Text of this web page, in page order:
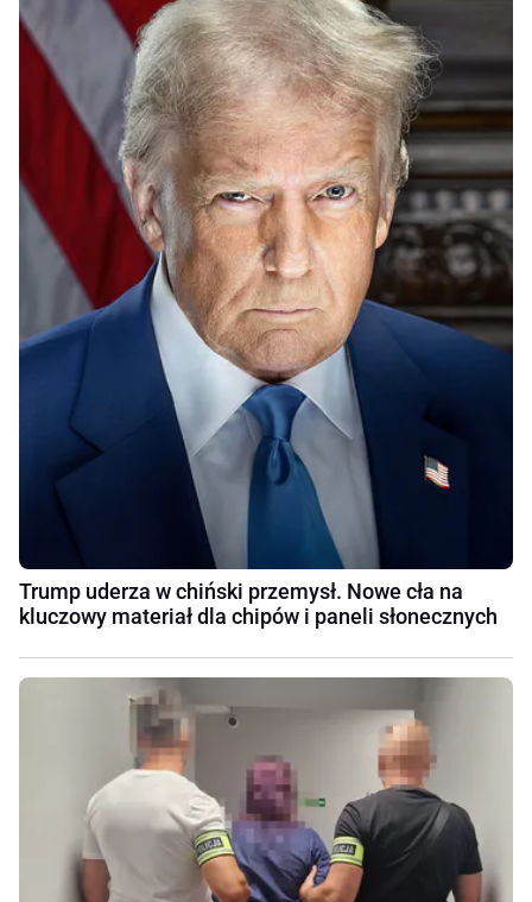
Trump uderza w chiński przemysł. Nowe cła na
kluczowy materiał dla chipów i paneli słonecznych